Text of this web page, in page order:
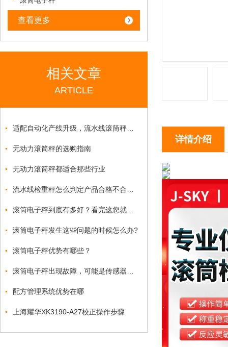
查看更多
相关文章
ARTICLE
无动力滚筒秤的选购指南
无动力滚筒秤都适合那些行业
滚筒电子秤发生这些问题的时候怎么办?
滚筒电子秤优势有哪些？
配方管理系统优势在哪
上海耀华XK3190-A27校正操作步骤
详情介绍